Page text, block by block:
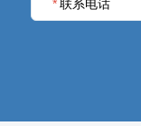
* 联系电话